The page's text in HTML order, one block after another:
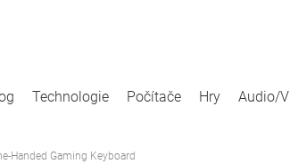
Technologie Počítače Hry Audio/
Handed Gaming Keyboard